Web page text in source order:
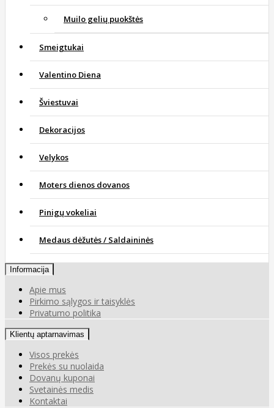
Muilo gelių puokštės
Smeigtukai
Valentino Diena
Šviestuvai
Dekoracijos
Velykos
Moters dienos dovanos
Pinigų vokeliai
Medaus dėžutės / Saldaininės
Informacija
Apie mus
Pirkimo sąlygos ir taisyklės
Privatumo politika
Klientų aptarnavimas
Visos prekės
Prekės su nuolaida
Dovanų kuponai
Svetainės medis
Kontaktai